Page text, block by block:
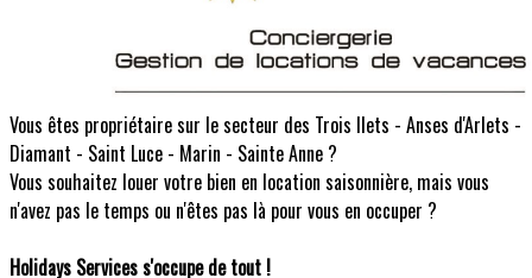
Vous êtes propriétaire sur le secteur des Trois Ilets - Anses d'Arlets -
Diamant - Saint Luce - Marin - Sainte Anne ?
Vous souhaitez louer votre bien en location saisonnière, mais vous
n'avez pas le temps ou n'êtes pas là pour vous en occuper ?
Holidays Services s'occupe de tout !